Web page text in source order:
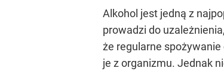
Alkohol jest jedną z
prowadzi do
że regularne
je z organizmu. Jednak